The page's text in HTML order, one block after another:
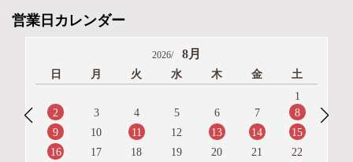
営業日カレンダー
2026/ 8月
日 月 火 水 木 金
土
1
2
3 4 5 6 7
8
9
10 11 12 13 14
15
16
17 18 19 20 21
22